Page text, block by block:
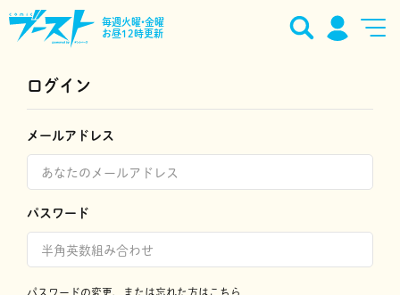
毎週火曜•金曜
お昼12時更新
ログイン
メールアドレス
パスワード
パスワードの変更、または忘れた方はこちら